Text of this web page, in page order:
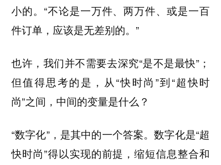
小的。“不论是一万件、两万件、或是一百
件订单，应该是无差别的。”
也许，我们并不需要去深究“是不是最快”；
但值得思考的是，从“快时尚”到“超快时
尚”之间，中间的变量是什么？
“数字化”，是其中的一个答案。数字化是“超
快时尚”得以实现的前提，缩短信息整合和